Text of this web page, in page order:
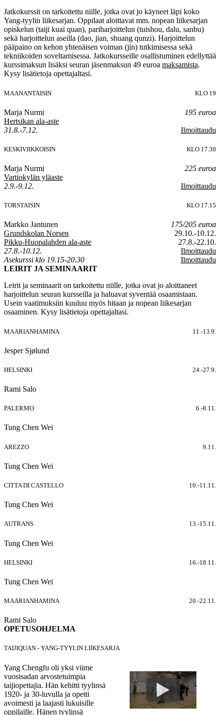
Jatkokurssit on tarkoitettu niille, jotka ovat jo käyneet läpi koko
Yang-tyylin liikesarjan. Oppilaat aloittavat mm. nopean liikesarjan
opiskelun (taiji kuai quan), pariharjoittelun (tuishou, dalu, sanbu)
sekä harjoittelun aseilla (dao, jian, shuang qunzi). Harjoittelun
pääpaino on kehon yhtenäisen voiman (jin) tutkimisessa sekä
tekniikoiden soveltamisessa. Jatkokursseille osallistuminen edellyttää
kurssimaksun lisäksi seuran jäsenmaksun 49 euroa maksamista.
Kysy lisätietoja opettajaltasi.
MAANANTAISIN KLO 19
Marja Nurmi
195 euroa
Hertsikan ala-aste
31.8.-7.12.
Ilmoittaudu
KESKIVIIKKOISIN KLO 17.30
Marja Nurmi
225 euroa
Vartiokylän yläaste
2.9.-9.12.
Ilmoittaudu
TORSTAISIN KLO 17.15
Markko Jantunen
175/205 euroa
Grundskolan Norsen
29.10.-10.12.
Pikku-Huopalahden ala-aste
27.8.-22.10.
27.8.-10.12.
Ilmoittaudu
Asekurssi klo 19.15-20.30
Ilmoittaudu
LEIRIT JA SEMINAARIT
Leirit ja seminaarit on tarkoitettu niille, jotka ovat jo aloittaneet
harjoittelun seuran kursseilla ja haluavat syventää osaamistaan.
Usein vaatimuksiin kuuluu myös hitaan ja nopean liikesarjan
osaaminen. Kysy lisätietoja opettajaltasi.
MAARIANHAMINA 11.-13.9.
Jesper Sjølund
HELSINKI 24.-27.9.
Rami Salo
PALERMO 6.-8.11.
Tung Chen Wei
AREZZO 9.11.
Tung Chen Wei
CITTA DI CASTELLO 10.-11.11.
Tung Chen Wei
AUTRANS 13.-15.11.
Tung Chen Wei
HELSINKI 16.-18.11.
Tung Chen Wei
MAARIANHAMINA 20.-22.11.
Rami Salo
OPETUSOHJELMA
TAIJIQUAN - YANG-TYYLIN LIIKESARJA
Yang Chengfu oli yksi viime
vuosisadan arvostetuimpia
taijiopettajia. Hän kehitti tyylinsä
1920- ja 30-luvulla ja opetti
avoimesti ja laajasti lukuisille
oppilaille. Hänen tyylinsä